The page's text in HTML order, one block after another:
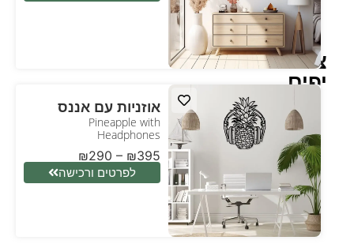
ציורים
יפים
אוזניות עם אננס
Pineapple with
Headphones
₪290 – ₪395
לפרטים ורכישה